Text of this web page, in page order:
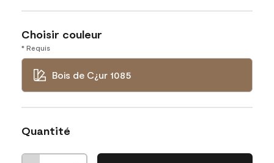
Choisir couleur
* Requis
Bois de C¿ur 1085
Quantité